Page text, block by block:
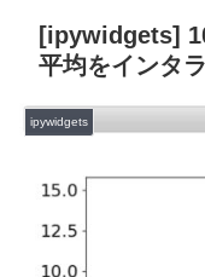
[ipywidgets]
平均をインタ
ipywidgets